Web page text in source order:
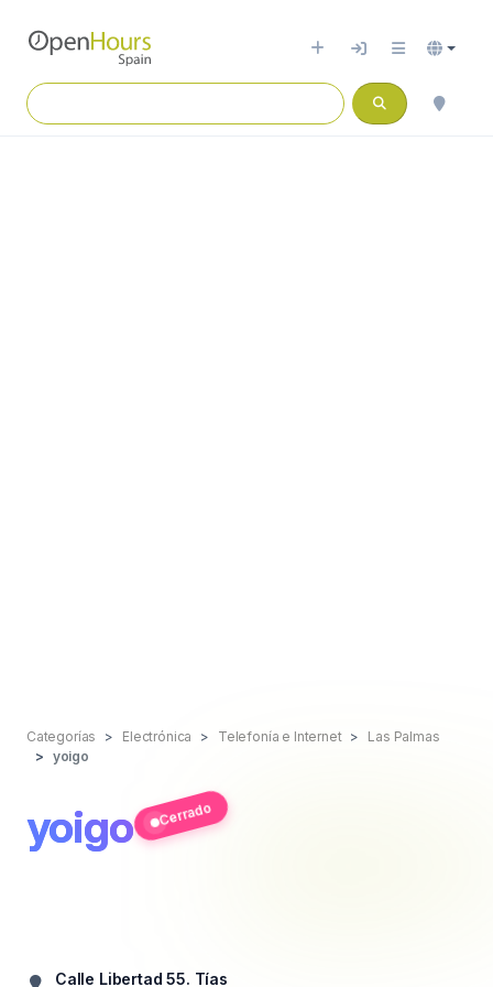
Categorías Electrónica Telefonía e Internet
Las Palmas
yoigo
yoigo Cerrado
Calle Libertad 55. Tías